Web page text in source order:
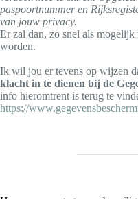
paspoortnummer en
van jouw privacy.
Er zal dan, zo snel als
worden.
Ik wil jou er tevens op wijzen
klacht in te dienen bij de
info hieromtrent is terug te
https://